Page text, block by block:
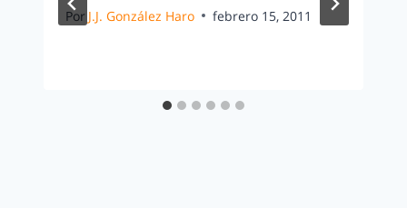
Por J.J. González Haro febrero 15, 2011